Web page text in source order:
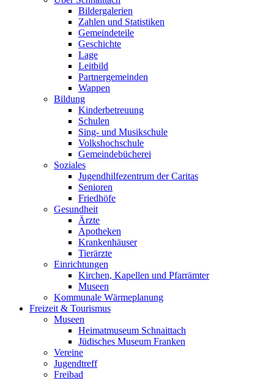
Bildergalerien
Zahlen und Statistiken
Gemeindeteile
Geschichte
Lage
Leitbild
Partnergemeinden
Wappen
Bildung
Kinderbetreuung
Schulen
Sing- und Musikschule
Volkshochschule
Gemeindebücherei
Soziales
Jugendhilfezentrum der Caritas
Senioren
Friedhöfe
Gesundheit
Ärzte
Apotheken
Krankenhäuser
Tierärzte
Einrichtungen
Kirchen, Kapellen und Pfarrämter
Museen
Kommunale Wärmeplanung
Freizeit & Tourismus
Museen
Heimatmuseum Schnaittach
Jüdisches Museum Franken
Vereine
Jugendtreff
Freibad